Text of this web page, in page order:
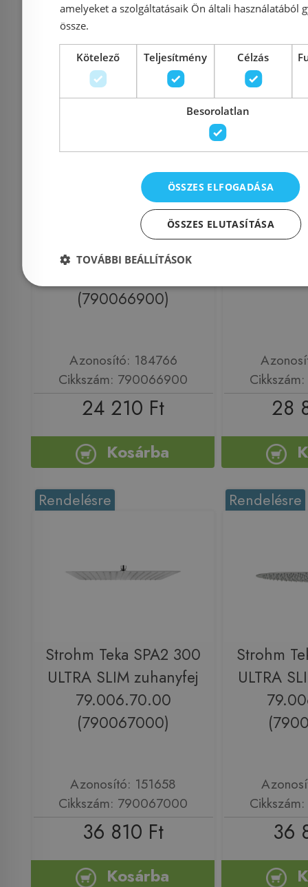
Rendelésre
Strohm Teka SPA2 250
ULTRA SLIM zuhanyfej
(790066900)
Azonosító: 184766
Cikkszám: 790066900
24 210 Ft
Kosárba
Rendelésre
Strohm
28
Rendelésre
Strohm Teka SPA2 300
ULTRA SLIM zuhanyfej
79.006.70.00
(790067000)
Azonosító: 151658
Cikkszám: 790067000
36 810 Ft
Kosárba
Rendelésre
Strohm
ULTRA
36
amelyeket a szolgáltatásaik Ön általi használatából
össze.
Kötelező Teljesítmény Célzás
Besorolatlan
ÖSSZES ELFOGADÁSA
ÖSSZES ELUTASÍTÁSA
TOVÁBBI BEÁLLÍTÁSOK